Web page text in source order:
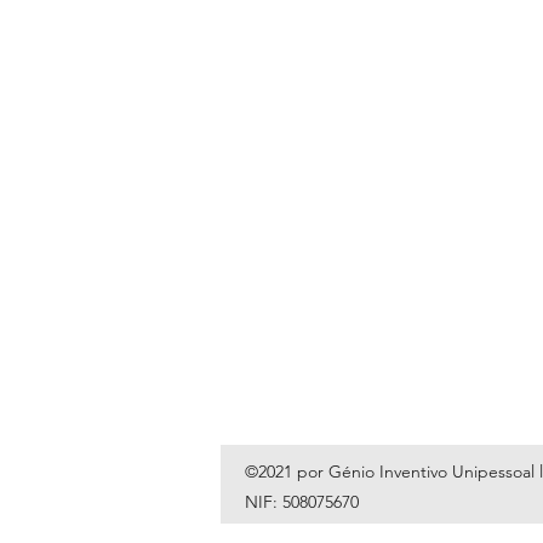
©2021 por Génio Inventivo Unipessoal
NIF: 508075670